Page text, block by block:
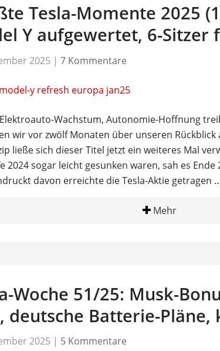
Tesla-Momente 2025
Y aufgewertet, 6-Sitzer
2025 | 7 Kommentare
Wachstum, Autonomie-Hoffnung
wir vor zwölf Monaten über unseren Rückblick
ließe sich dieser Titel jetzt ein weiteres Mal
2024 sogar leicht gesunken waren, sah es
davon erreichte die Tesla-Aktie getragen
Mehr
Woche 51/25: Musk-
deutsche Batterie-Pläne,
2025 | 5 Kommentare